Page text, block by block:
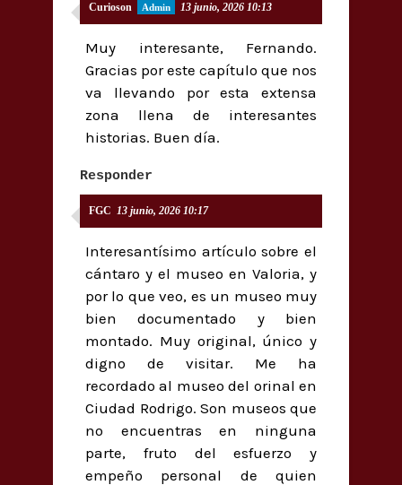
Curioson 13 junio, 2026 10:13
Muy interesante, Fernando.
Gracias por este capítulo que nos
va llevando por esta extensa
zona llena de interesantes
historias. Buen día.
Responder
FGC 13 junio, 2026 10:17
Interesantísimo artículo sobre el
cántaro y el museo en Valoria, y
por lo que veo, es un museo muy
bien documentado y bien
montado. Muy original, único y
digno de visitar. Me ha
recordado al museo del orinal en
Ciudad Rodrigo. Son museos que
no encuentras en ninguna
parte, fruto del esfuerzo y
empeño personal de quien